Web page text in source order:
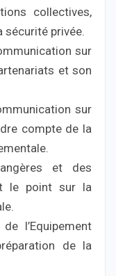
collectives,
sécurité privée.
sur
et son
sur
compte de la
et des
le point sur la
l’Equipement
de la